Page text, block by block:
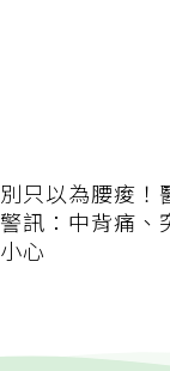
別只以為腰痠！
警訊：中背痛、
小心